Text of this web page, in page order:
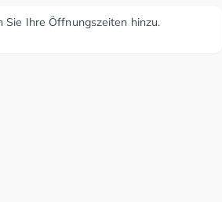
Sie Ihre Öffnungszeiten hinzu.